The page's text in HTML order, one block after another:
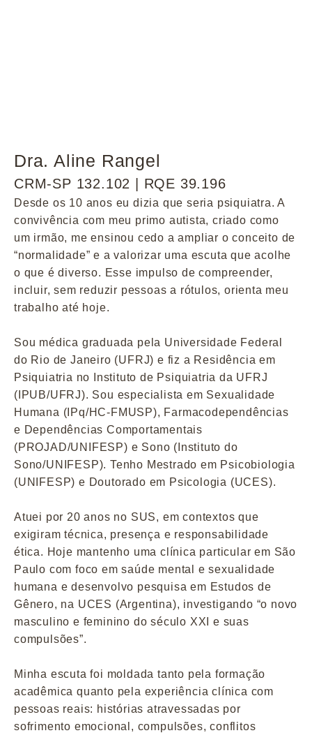
Dra. Aline Rangel
CRM-SP 132.102 | RQE 39.196
Desde os 10 anos eu dizia que seria psiquiatra. A
convivência com meu primo autista, criado como
um irmão, me ensinou cedo a ampliar o conceito de
“normalidade” e a valorizar uma escuta que acolhe
o que é diverso. Esse impulso de compreender,
incluir, sem reduzir pessoas a rótulos, orienta meu
trabalho até hoje.
Sou médica graduada pela Universidade Federal
do Rio de Janeiro (UFRJ) e fiz a Residência em
Psiquiatria no Instituto de Psiquiatria da UFRJ
(IPUB/UFRJ). Sou especialista em Sexualidade
Humana (IPq/HC-FMUSP), Farmacodependências
e Dependências Comportamentais
(PROJAD/UNIFESP) e Sono (Instituto do
Sono/UNIFESP). Tenho Mestrado em Psicobiologia
(UNIFESP) e Doutorado em Psicologia (UCES).
Atuei por 20 anos no SUS, em contextos que
exigiram técnica, presença e responsabilidade
ética. Hoje mantenho uma clínica particular em São
Paulo com foco em saúde mental e sexualidade
humana e desenvolvo pesquisa em Estudos de
Gênero, na UCES (Argentina), investigando “o novo
masculino e feminino do século XXI e suas
compulsões”.
Minha escuta foi moldada tanto pela formação
acadêmica quanto pela experiência clínica com
pessoas reais: histórias atravessadas por
sofrimento emocional, compulsões, conflitos